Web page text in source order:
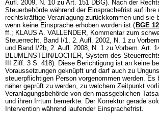
Aufl. 2009, N. 10 zu Art. 151 DBG). Nach der
Steuerbehörde während der Einsprachefrist auf ihre
rechtskräftige Veranlagung zurückkommen und sie
wenn keine Einsprache erhoben worden ist ( BGE
ff.; KLAUS A. VALLENDER, Kommentar zum
Steuerrecht, Band I/1, 2. Aufl. 2002, N. 1 zu
und Band I/2b, 2. Aufl. 2008, N. 1 zu Vorbem. Art.
BLUMENSTEIN/LOCHER, System des
III Ziff. 3 S. 418). Diese Berichtigung ist an keine
Voraussetzungen geknüpft und darf auch zu
steuerpflichtigen Person vorgenommen werden. Es
näher geprüft zu werden, zu welchem Zeitpunkt
Veranlagungsbehörde von den massgeblichen
und ihren Irrtum bemerkte. Der Korrektur gerade
Intervention während laufender Einsprachefrist.